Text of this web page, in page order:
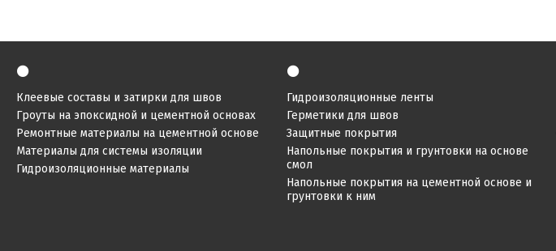
⚫
Клеевые составы и затирки для швов
Гроуты на эпоксидной и цементной основах
Ремонтные материалы на цементной основе
Материалы для системы изоляции
Гидроизоляционные материалы
⚫
Гидроизоляционные ленты
Герметики для швов
Защитные покрытия
Напольные покрытия и грунтовки на основе
смол
Напольные покрытия на цементной основе и
грунтовки к ним